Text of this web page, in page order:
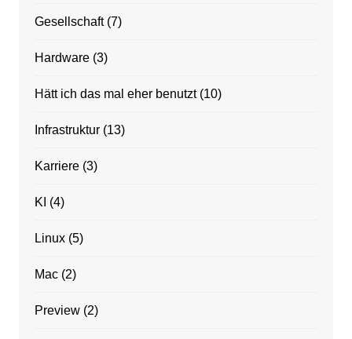
Gesellschaft(7)
Hardware(3)
Hätt ich das mal eher benutzt(10)
Infrastruktur(13)
Karriere(3)
KI (4)
Linux(5)
Mac(2)
Preview(2)